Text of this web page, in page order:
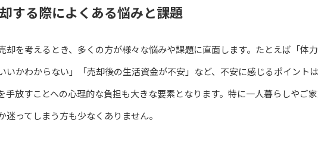
する際によくある悩みと課題
却を考えるとき、多くの方が様々な悩みや課題に直面します。たとえば「体
いかわからない」「売却後の生活資金が不安」など、不安に感じるポイント
手放すことへの心理的な負担も大きな要素となります。特に一人暮らしやご
ってしまう方も少なくありません。